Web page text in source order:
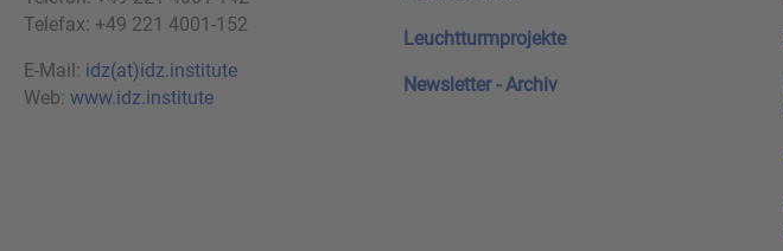
Telefax: +49 221 4001-152
E-Mail: idz(at)idz.institute
Web: www.idz.institute
Leuchtturmprojekte
Newsletter - Archiv